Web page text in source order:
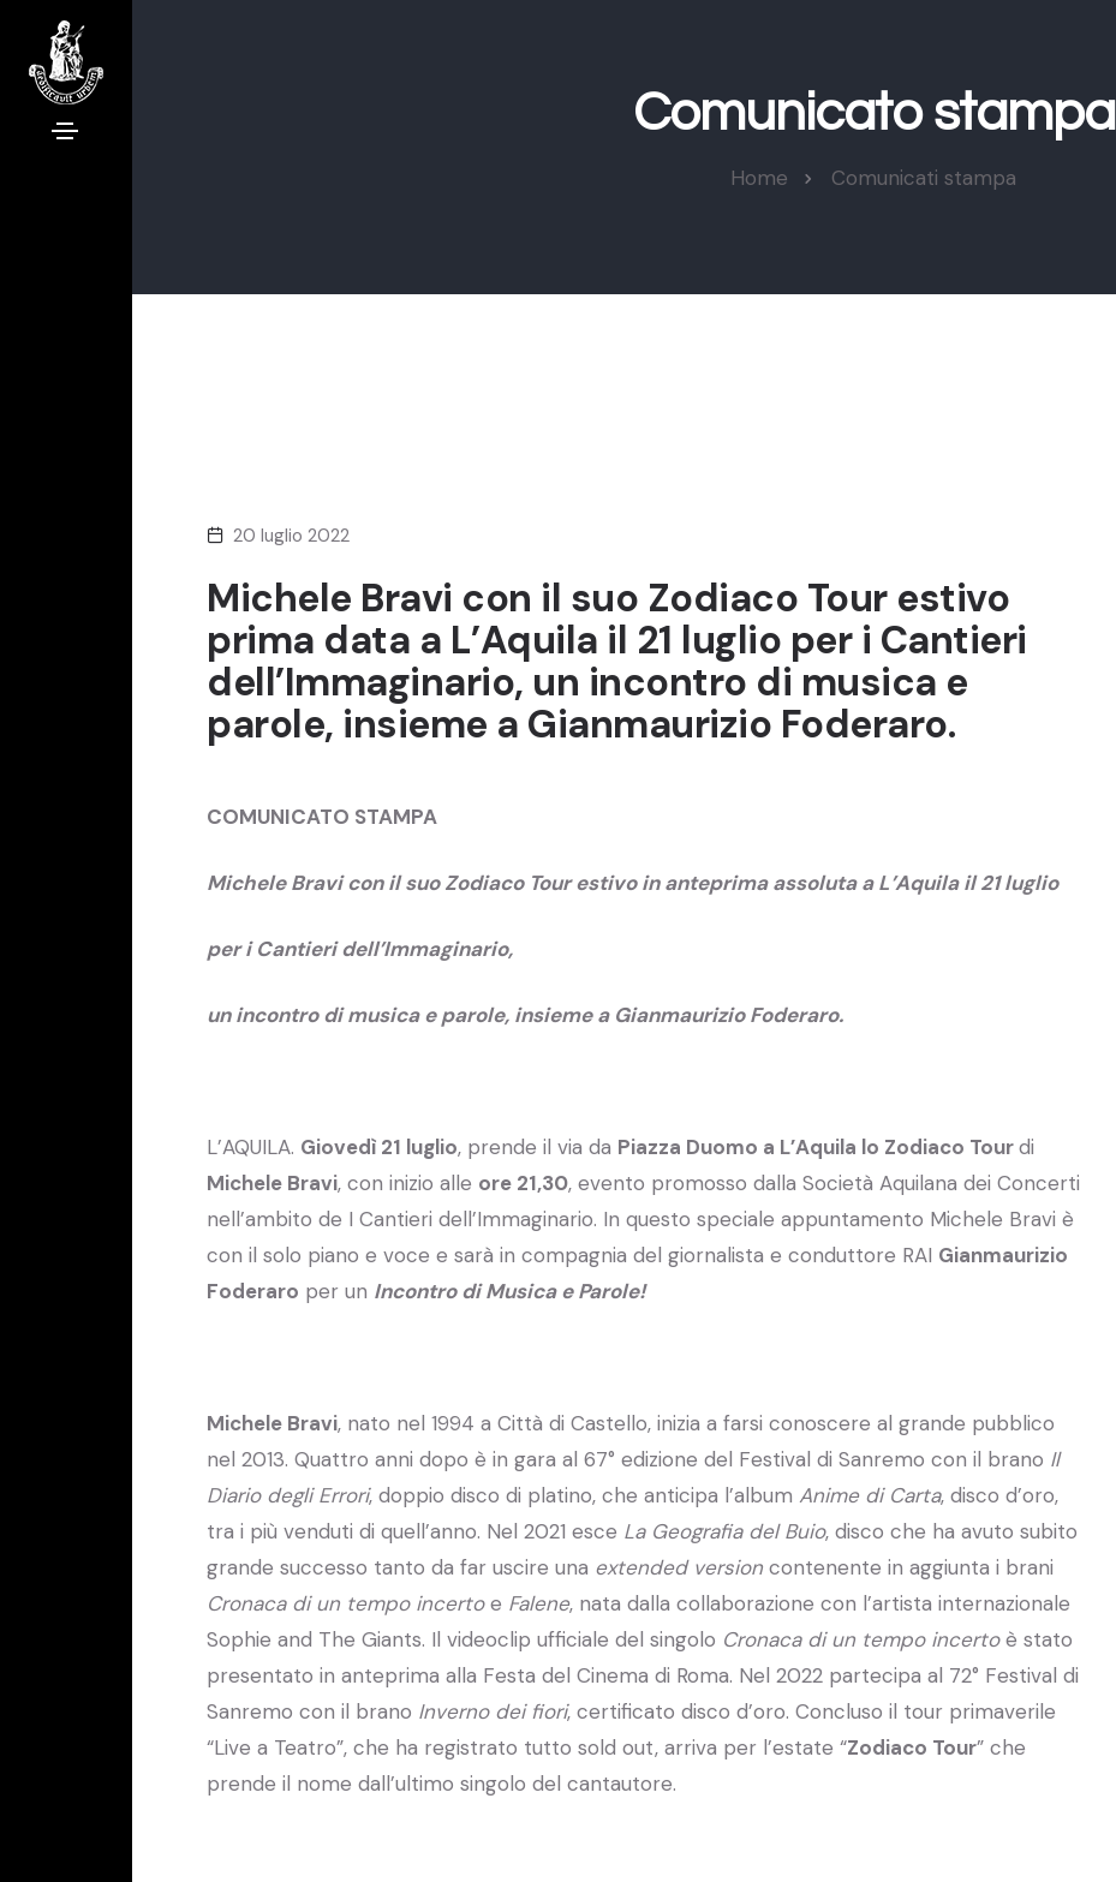
Comunicato stampa
Home Comunicati stampa
20 luglio 2022
Michele Bravi con il suo Zodiaco Tour estivo
prima data a L’Aquila il 21 luglio per i Cantieri
dell’Immaginario, un incontro di musica e
parole, insieme a Gianmaurizio Foderaro.
COMUNICATO STAMPA
Michele Bravi con il suo Zodiaco Tour estivo in anteprima assoluta a L’Aquila il 21 luglio
per i Cantieri dell’Immaginario,
un incontro di musica e parole, insieme a Gianmaurizio Foderaro.
L’AQUILA. Giovedì 21 luglio, prende il via da Piazza Duomo a L’Aquila lo Zodiaco Tourdi
Michele Bravi, con inizio alle ore 21,30, evento promosso dalla Società Aquilana dei Concerti
nell’ambito de I Cantieri dell’Immaginario. In questo speciale appuntamento Michele Bravi è
con il solo piano e voce e sarà in compagnia del giornalista e conduttore RAI Gianmaurizio
Foderaro per un Incontro di Musica e Parole!
Michele Bravi, nato nel 1994 a Città di Castello, inizia a farsi conoscere al grande pubblico
nel 2013. Quattro anni dopo è in gara al 67° edizione del Festival di Sanremo con il brano Il
Diario degli Errori, doppio disco di platino, che anticipa l’album Anime di Carta, disco d’oro,
tra i più venduti di quell’anno. Nel 2021 esce La Geografia del Buio, disco che ha avuto subito
grande successo tanto da far uscire una extended version contenente in aggiunta i brani
Cronaca di un tempo incertoe Falene, nata dalla collaborazione con l’artista internazionale
Sophie and The Giants. Il videoclip ufficiale del singolo Cronaca di un tempo incertoè stato
presentato in anteprima alla Festa del Cinema di Roma. Nel 2022 partecipa al 72° Festival di
Sanremo con il brano Inverno dei fiori, certificato disco d’oro. Concluso il tour primaverile
“Live a Teatro”, che ha registrato tutto sold out, arriva per l’estate “Zodiaco Tour” che
prende il nome dall’ultimo singolo del cantautore.